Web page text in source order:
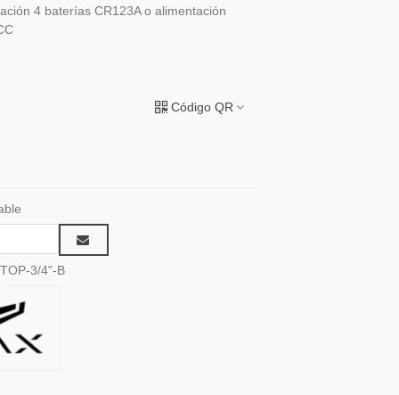
4 baterías CR123A o alimentación
Código QR
3/4"-B